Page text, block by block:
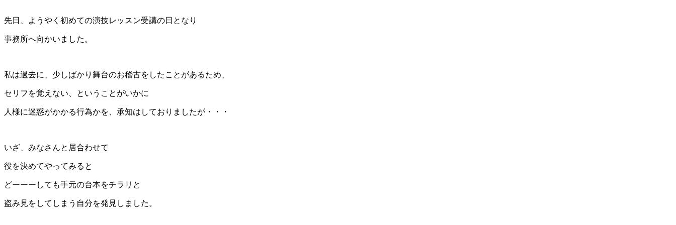
先日、ようやく初めての演技レッスン受講の日となり
事務所へ向かいました。
私は過去に、少しばかり舞台のお稽古をしたことがあるため、
セリフを覚えない、ということがいかに
人様に迷惑がかかる行為かを、承知はしておりましたが・・・
いざ、みなさんと居合わせて
役を決めてやってみると
どーーーしても手元の台本をチラリと
盗み見をしてしまう自分を発見しました。